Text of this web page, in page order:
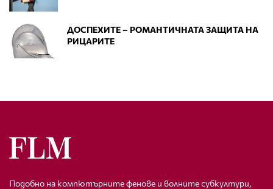
ДОСПЕХИТЕ – РОМАНТИЧНАТА ЗАЩИТА НА
РИЦАРИТЕ
Подобно на компютърните фенове и волните субкултури,